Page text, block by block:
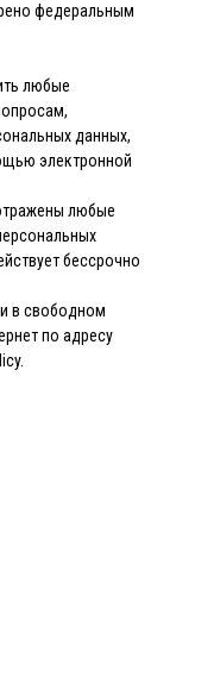
федеральным
любые
данных,
электронной
любые
бессрочно
в свободном
по адресу